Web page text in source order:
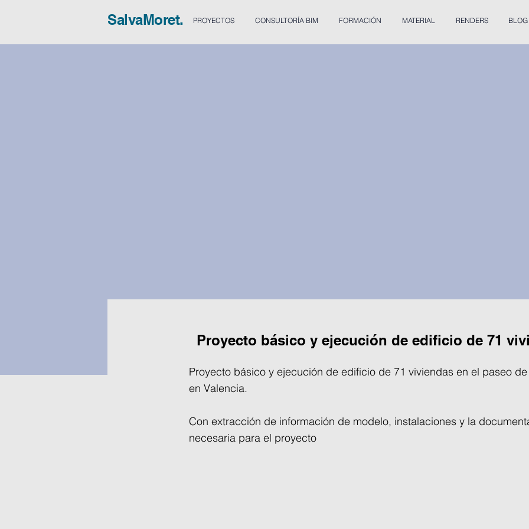
SalvaMoret. PROYECTOS CONSULTORÍA BIM FORMACIÓN MATERIAL RENDERS BLOG
Proyecto básico y ejecución de edificio de 71
Proyecto básico y ejecución de edificio de 71 viviendas en el paseo
en Valencia.
Con extracción de información de modelo, instalaciones y la
necesaria para el proyecto